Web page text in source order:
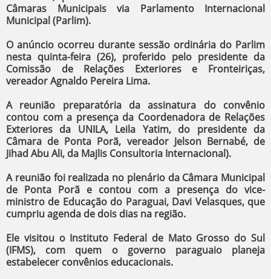
Câmaras Municipais via Parlamento Internacional
Municipal (Parlim).
O anúncio ocorreu durante sessão ordinária do Parlim
nesta quinta-feira (26), proferido pelo presidente da
Comissão de Relações Exteriores e Fronteiriças,
vereador Agnaldo Pereira Lima.
A reunião preparatória da assinatura do convênio
contou com a presença da Coordenadora de Relações
Exteriores da UNILA, Leila Yatim, do presidente da
Câmara de Ponta Porã, vereador Jelson Bernabé, de
Jihad Abu Ali, da Majlis Consultoria Internacional).
A reunião foi realizada no plenário da Câmara Municipal
de Ponta Porã e contou com a presença do vice-
ministro de Educação do Paraguai, Davi Velasques, que
cumpriu agenda de dois dias na região.
Ele visitou o Instituto Federal de Mato Grosso do Sul
(IFMS), com quem o governo paraguaio planeja
estabelecer convênios educacionais.